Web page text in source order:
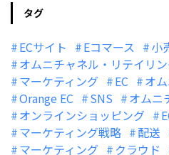
タグ
ECサイト Eコマース
小
オムニチャネル・リテイリ
マーケティング
EC オ
Orange EC
SNS オムニ
オンラインショッピング
マーケティング戦略
配送
マーケティング
クラウド